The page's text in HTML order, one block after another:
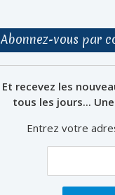
Abonnez-vous par
Et recevez les
tous les jours...
Entrez votre